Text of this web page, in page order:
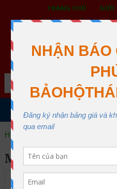
TRANG CHỦ GIỚI
BẢO HỘ LAO
XƯỞNG MAY
Search
MENU
Home
MAT NA LOC